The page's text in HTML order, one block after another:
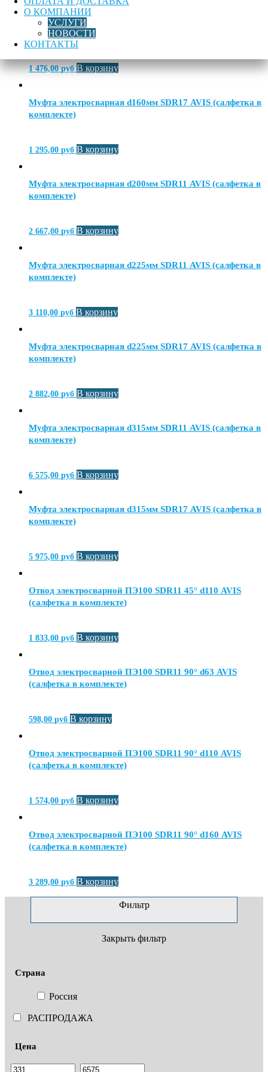
О КОМПАНИИ
УСЛУГИ
НОВОСТИ
КОНТАКТЫ
Муфта электросварная d160мм SDR11 AVIS (салфетка в
комплекте)
1 476,00руб В корзину
Муфта электросварная d160мм SDR17 AVIS (салфетка в
комплекте)
1 295,00 руб В корзину
Муфта электросварная d200мм SDR11 AVIS (салфетка в
комплекте)
2 667,00 руб В корзину
Муфта электросварная d225мм SDR11 AVIS (салфетка в
комплекте)
3 110,00 руб В корзину
Муфта электросварная d225мм SDR17 AVIS (салфетка в
комплекте)
2 882,00 руб В корзину
Муфта электросварная d315мм SDR11 AVIS (салфетка в
комплекте)
6 575,00 руб В корзину
Муфта электросварная d315мм SDR17 AVIS (салфетка в
комплекте)
5 975,00 руб В корзину
Отвод электросварной ПЭ100 SDR11 45° d110 AVIS
(салфетка в комплекте)
1 833,00 руб В корзину
Отвод электросварной ПЭ100 SDR11 90° d63 AVIS
(салфетка в комплекте)
598,00 руб В корзину
Отвод электросварной ПЭ100 SDR11 90° d110 AVIS
(салфетка в комплекте)
1 574,00 руб В корзину
Отвод электросварной ПЭ100 SDR11 90° d160 AVIS
(салфетка в комплекте)
3 289,00 руб В корзину
Фильтр
Закрыть фильтр
Страна
Россия
РАСПРОДАЖА
Цена